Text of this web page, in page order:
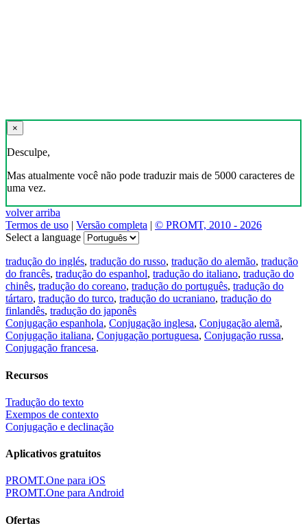
×
Desculpe,
Mas atualmente você não pode traduzir mais de 5000 caracteres de
uma vez.
volver arriba
Termos de uso | Versão completa | © PROMT, 2010 - 2026
Select a language
tradução do inglés, tradução do russo, tradução do alemão, tradução
do francês, tradução do espanhol, tradução do italiano, tradução do
chinês, tradução do coreano, tradução do português, tradução do
tártaro, tradução do turco, tradução do ucraniano, tradução do
finlandês, tradução do japonês
Conjugação espanhola, Conjugação inglesa, Conjugação alemã,
Conjugação italiana, Conjugação portuguesa, Conjugação russa,
Conjugação francesa.
Recursos
Tradução do texto
Exempos de contexto
Conjugação e declinação
Aplicativos gratuitos
PROMT.One para iOS
PROMT.One para Android
Ofertas